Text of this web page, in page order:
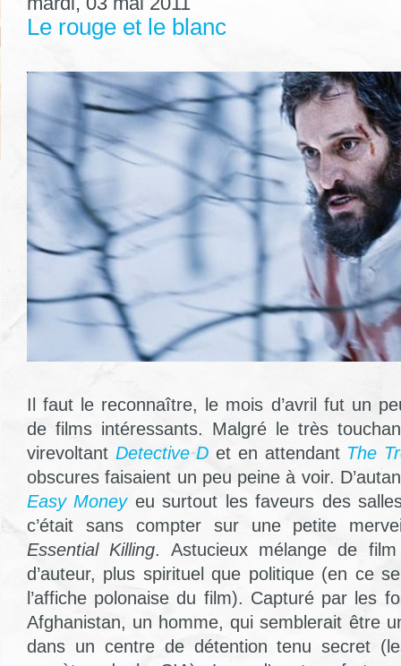
Le rouge et le blanc
Il faut le reconnaître, le mois d’avril fut un
de films intéressants. Malgré le très
virevoltant Detective D et en attendant The
obscures faisaient un peu peine à voir.
Easy Moneyeu surtout les faveurs des
c’était sans compter sur une petite
Essential Killing. Astucieux mélange de
d’auteur, plus spirituel que politique (en ce
l’affiche polonaise du film). Capturé par les
Afghanistan, un homme, qui semblerait être
dans un centre de détention tenu secret